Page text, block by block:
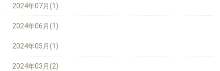
2024年07月(1)
2024年06月(1)
2024年05月(1)
2024年03月(2)